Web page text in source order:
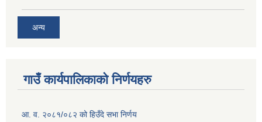
अन्य
गाउँ कार्यपालिकाको निर्णयहरु
आ. व. २०८१/०८२ को हिउँदे सभा निर्णय